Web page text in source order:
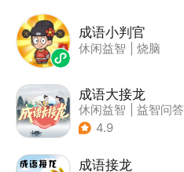
成语小判官
休闲益智 烧脑
成语大接龙
休闲益智
益智问答
| 成语
4.9
成语接龙